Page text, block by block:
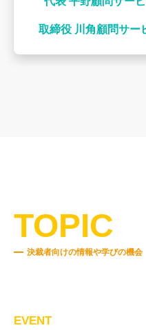
取締役 川角顧問サー
TOPIC
決裁者向けの情報や学びの機会
EVENT